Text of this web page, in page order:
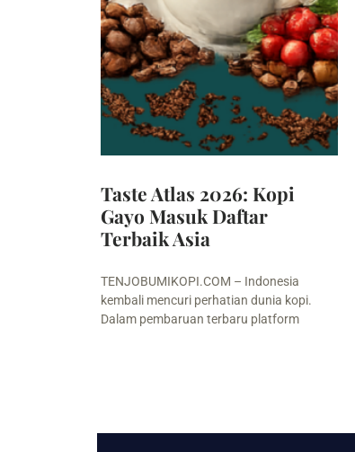
Taste Atlas 2026: Kopi
Gayo Masuk Daftar
Terbaik Asia
TENJOBUMIKOPI.COM – Indonesia
kembali mencuri perhatian dunia kopi.
Dalam pembaruan terbaru platform